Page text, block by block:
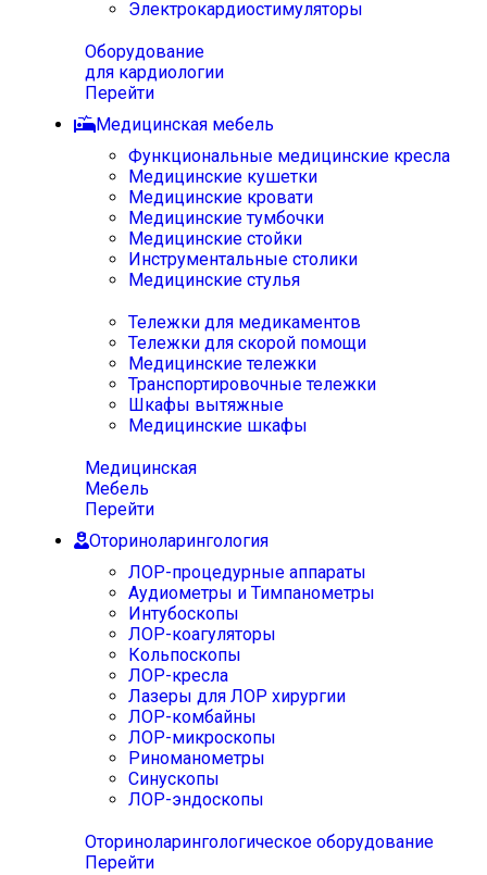
Электрокардиостимуляторы
Оборудование
для кардиологии
Перейти
Медицинская мебель
Функциональные медицинские кресла
Медицинские кушетки
Медицинские кровати
Медицинские тумбочки
Медицинские стойки
Инструментальные столики
Медицинские стулья
Тележки для медикаментов
Тележки для скорой помощи
Медицинские тележки
Транспортировочные тележки
Шкафы вытяжные
Медицинские шкафы
Медицинская
Мебель
Перейти
Оториноларингология
ЛОР-процедурные аппараты
Аудиометры и Тимпанометры
Интубоскопы
ЛОР-коагуляторы
Кольпоскопы
ЛОР-кресла
Лазеры для ЛОР хирургии
ЛОР-комбайны
ЛОР-микроскопы
Риноманометры
Синускопы
ЛОР-эндоскопы
Оториноларингологическое оборудование
Перейти